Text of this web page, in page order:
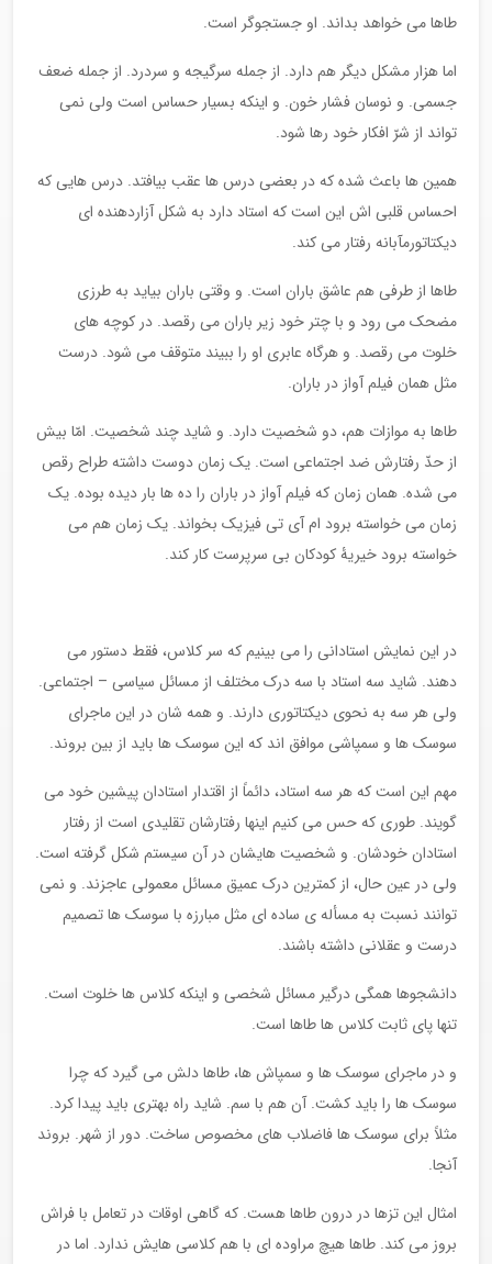
طاها می خواهد بداند. او جستجوگر است.
اما هزار مشکل دیگر هم دارد. از جمله سرگیجه و سردرد. از جمله ضعف
جسمی. و نوسان فشار خون. و اینکه بسیار حساس است ولی نمی
تواند از شرّ افکار خود رها شود.
همین ها باعث شده که در بعضی درس ها عقب بیافتد. درس هایی که
احساس قلبی اش این است که استاد دارد به شکل آزاردهنده ای
دیکتاتورمآبانه رفتار می کند.
طاها از طرفی هم عاشق باران است. و وقتی باران بیاید به طرزی
مضحک می رود و با چتر خود زیر باران می رقصد. در کوچه های
خلوت می رقصد. و هرگاه عابری او را ببیند متوقف می شود. درست
مثل همان فیلم آواز در باران.
طاها به موازات هم، دو شخصیت دارد. و شاید چند شخصیت. امّا بیش
از حدّ رفتارش ضد اجتماعی است. یک زمان دوست داشته طراح رقص
می شده. همان زمان که فیلم آواز در باران را ده ها بار دیده بوده. یک
زمان می خواسته برود ام آی تی فیزیک بخواند. یک زمان هم می
خواسته برود خیریۀ کودکان بی سرپرست کار کند.
در این نمایش استادانی را می بینیم که سر کلاس، فقط دستور می
دهند. شاید سه استاد با سه درک مختلف از مسائل سیاسی – اجتماعی.
ولی هر سه به نحوی دیکتاتوری دارند. و همه شان در این ماجرای
سوسک ها و سمپاشی موافق اند که این سوسک ها باید از بین بروند.
مهم این است که هر سه استاد، دائماً از اقتدار استادان پیشین خود می
گویند. طوری که حس می کنیم اینها رفتارشان تقلیدی است از رفتار
استادان خودشان. و شخصیت هایشان در آن سیستم شکل گرفته است.
ولی در عین حال، از کمترین درک عمیق مسائل معمولی عاجزند. و نمی
توانند نسبت به مسأله ی ساده ای مثل مبارزه با سوسک ها تصمیم
درست و عقلانی داشته باشند.
دانشجوها همگی درگیر مسائل شخصی و اینکه کلاس ها خلوت است.
تنها پای ثابت کلاس ها طاها است.
و در ماجرای سوسک ها و سمپاش ها، طاها دلش می گیرد که چرا
سوسک ها را باید کشت. آن هم با سم. شاید راه بهتری باید پیدا کرد.
مثلاً برای سوسک ها فاضلاب های مخصوص ساخت. دور از شهر. بروند
آنجا.
امثال این تزها در درون طاها هست. که گاهی اوقات در تعامل با فراش
بروز می کند. طاها هیچ مراوده ای با هم کلاسی هایش ندارد. اما در